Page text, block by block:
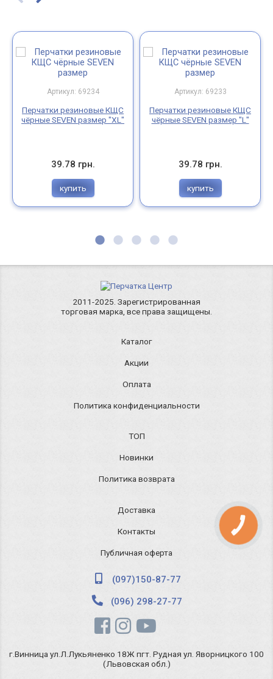
Артикул: 69234
Перчатки резиновые КЩС
чёрные SEVEN размер "ХL"
39.78 грн.
купить
Артикул: 69233
Перчатки резиновые КЩС
чёрные SEVEN размер "L"
39.78 грн.
купить
2011-2025. Зарегистрированная
торговая марка, все права защищены.
Каталог
Акции
Оплата
Политика конфиденциальности
ТОП
Новинки
Политика возврата
Доставка
Контакты
Публичная оферта
(097)150-87-77
(096) 298-27-77
г.Винница ул.Л.Лукьяненко 18Ж пгт. Рудная ул. Яворницкого 100
(Львовская обл.)
КНОПКА
ЗВ'ЯЗКУ